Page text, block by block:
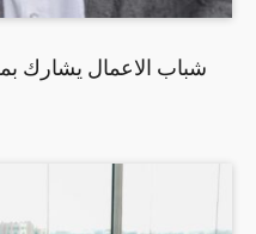
شباب الاعمال يشارك